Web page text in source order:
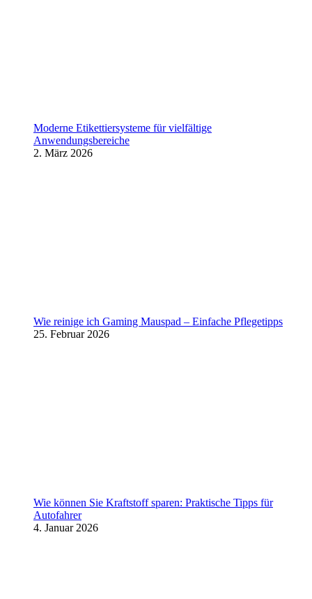
Moderne Etikettiersysteme für vielfältige
Anwendungsbereiche
2. März 2026
Wie reinige ich Gaming Mauspad – Einfache Pflegetipps
25. Februar 2026
Wie können Sie Kraftstoff sparen: Praktische Tipps für
Autofahrer
4. Januar 2026